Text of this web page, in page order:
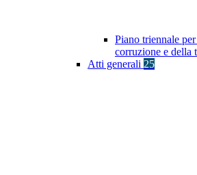
Piano triennale
corruzione e della
Atti generali 25